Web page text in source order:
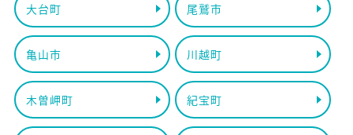
大台町 尾鷲市
亀山市 川越町
木曽岬町 紀宝町